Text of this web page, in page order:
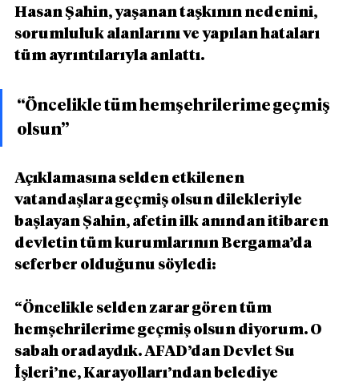
Hasan Şahin, yaşanan taşkının nedenini,
sorumluluk alanlarını ve yapılan hataları
tüm ayrıntılarıyla anlattı.
“Öncelikle tüm hemşehrilerime geçmiş
olsun”
Açıklamasına selden etkilenen
vatandaşlara geçmiş olsun dilekleriyle
başlayan Şahin, afetin ilk anından itibaren
devletin tüm kurumlarının Bergama’da
seferber olduğunu söyledi:
“Öncelikle selden zarar gören tüm
hemşehrilerime geçmiş olsun diyorum. O
sabah oradaydık. AFAD’dan Devlet Su
İşleri’ne, Karayolları’ndan belediye